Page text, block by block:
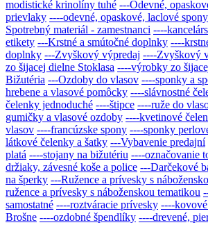
modistické krinolíny tuhé ---Odevné,
prievlaky ----odevné, opaskové, laclové
Spotrebný materiál - zamestnanci ----
etikety ---Krstné a smútočné doplnky ----
doplnky ---Zvyškový výpredaj ----Zvyškový
zo šijacej dielne Stoklasa ----výrobky zo
Bižutéria ---Ozdoby do vlasov ----sponky a
hrebene a vlasové pomôcky ----slávnostné
čelenky jednoduché ----štipce ----ruže do
gumičky a vlasové ozdoby ----kvetinové
vlasov ----francúzske spony ----sponky
látkové čelenky a šatky ---Vybavenie predajní
platá ----stojany na bižutériu ----označovanie
držiaky, závesné koše a police ---Darčekové
na šperky ---Ružence a prívesky s
ružence a prívesky s náboženskou tematikou
samostatné ----roztváracie prívesky ----
Brošne ----ozdobné špendlíky ----drevené,